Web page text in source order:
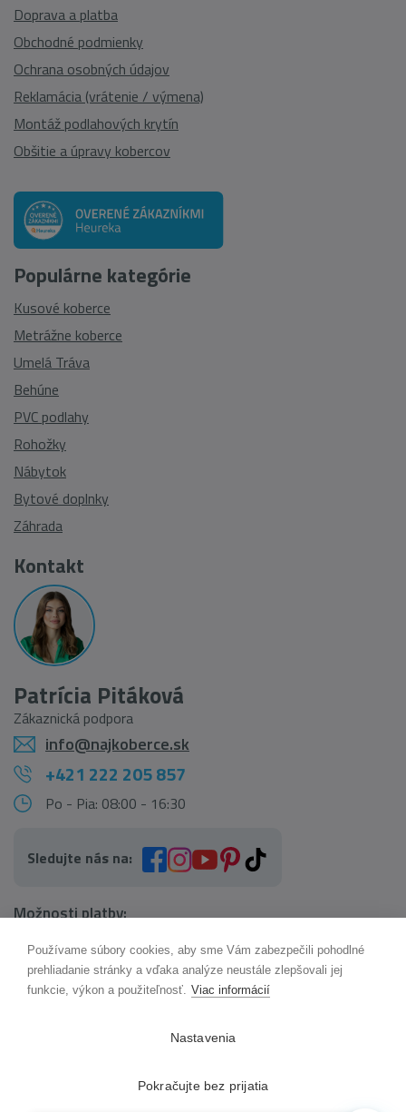
Doprava a platba
Obchodné podmienky
Ochrana osobných údajov
Reklamácia (vrátenie / výmena)
Montáž podlahových krytín
Obšitie a úpravy kobercov
Populárne kategórie
Kusové koberce
Metrážne koberce
Umelá Tráva
Behúne
PVC podlahy
Rohožky
Nábytok
Bytové doplnky
Záhrada
Kontakt
Patrícia Pitáková
Zákaznická podpora
info@najkoberce.sk
+421 222 205 857
Po - Pia: 08:00 - 16:30
Sledujte nás na:
Možnosti platby:
Používame súbory cookies, aby sme Vám zabezpečili pohodlné
prehliadanie stránky a vďaka analýze neustále zlepšovali jej
funkcie, výkon a použiteľnosť. Viac informácií
Nastavenia
Pokračujte bez prijatia
AI pomocník Maxík
Online